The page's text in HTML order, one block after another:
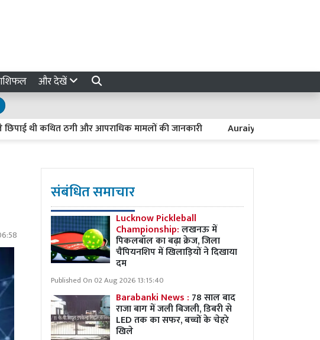
और देखें
थी कथित ठगी और आपराधिक मामलों की जानकारी Auraiya News: बुंदेलखंड
संबंधित समाचार
Lucknow Pickleball
Championship:लखनऊ में
पिकलबॉल का बढ़ा क्रेज, जिला
चैंपियनशिप में खिलाड़ियों ने दिखाया
दम
Published On 02 Aug 2026 13:15:40
Barabanki News : 78 साल बाद
राजा बाग में जली बिजली, डिबरी से
LED तक का सफर, बच्चों के चेहरे
खिले